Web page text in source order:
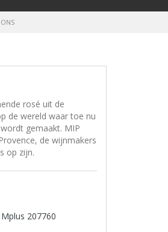
rosé uit de
de wereld waar toe nu
gemaakt. MIP
de wijnmakers
op zijn.
Mplus 207760